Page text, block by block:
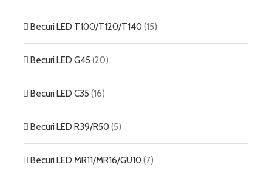
Becuri LED T100/T120/T140 (15)
Becuri LED G45 (20)
Becuri LED C35 (16)
Becuri LED R39/R50 (5)
Becuri LED MR11/MR16/GU10 (7)